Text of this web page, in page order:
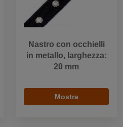
Nastro con occhielli
in metallo, larghezza:
20 mm
Mostra